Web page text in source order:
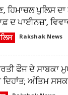
ਹਿਮਾਚਲ ਪੁਲਿਸ
ਦ ਪਾਈਨਜ਼’,
Rakshak News
ਫੌਜ ਦੇ ਸਾਬਕਾ
ਦਿਹਾਂਤ; ਅੰਤਿਮ